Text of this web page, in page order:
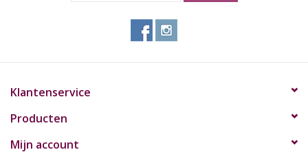
Klantenservice
Producten
Mijn account